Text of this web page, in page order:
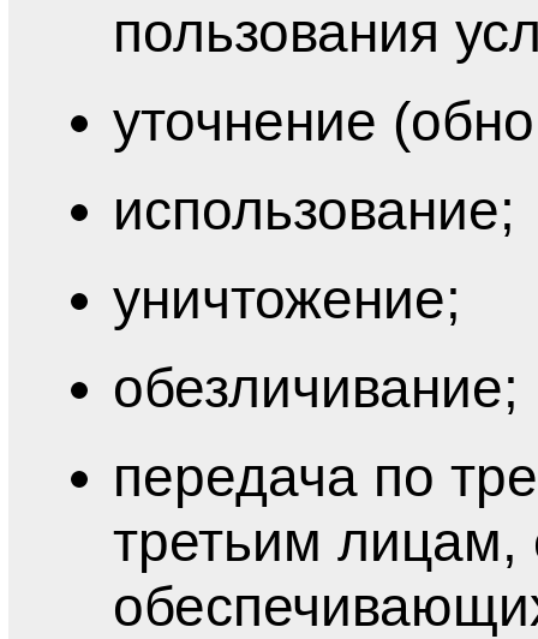
пользования
уточнение
использование;
уничтожение;
обезличивание;
передача по
третьим